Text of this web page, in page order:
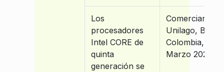
Los
procesadores
Intel CORE de
quinta
generación se
Comerciantes
Unilago,
Colombia,
Marzo 2023